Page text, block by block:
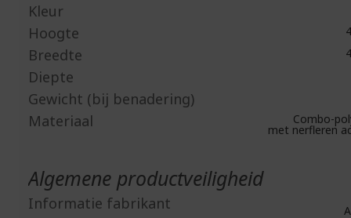
Kleur
Hoogte
Breedte
Diepte
Gewicht (bij benadering)
Materiaal
Combo-
met nerfleren
Algemene productveiligheid
Informatie fabrikant